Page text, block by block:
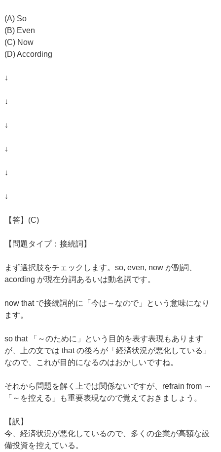
(A) So
(B) Even
(C) Now
(D) According
↓
↓
↓
↓
↓
↓
【答】(C)
【問題タイプ：接続詞】
まず選択肢をチェックします。so, even, now が副詞、
acording が現在分詞あるいは動名詞です。
now that で接続詞的に「今は～なので」という意味になり
ます。
so that 「～のために」という目的を表す表現もあります
が、上の文では that の後ろが「経済状況が悪化している」
なので、これが目的になるのはおかしいですね。
それから問題を解く上では関係ないですが、refrain from ～
「～を控える」も重要表現なので覚えておきましょう。
【訳】
今、経済状況が悪化しているので、多くの企業が高額な設
備投資を控えている。